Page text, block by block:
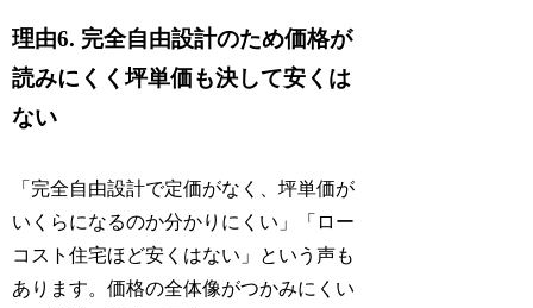
理由6. 完全自由設計のため価格が
読みにくく坪単価も決して安くは
ない
「完全自由設計で定価がなく、坪単価が
いくらになるのか分かりにくい」「ロー
コスト住宅ほど安くはない」という声も
あります。価格の全体像がつかみにくい